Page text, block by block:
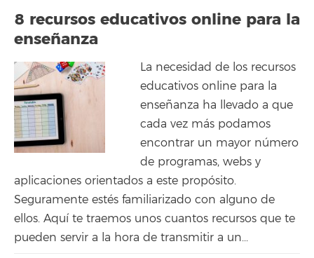
8 recursos educativos online para la
enseñanza
La necesidad de los recursos
educativos online para la
enseñanza ha llevado a que
cada vez más podamos
encontrar un mayor número
de programas, webs y
aplicaciones orientados a este propósito.
Seguramente estés familiarizado con alguno de
ellos. Aquí te traemos unos cuantos recursos que te
pueden servir a la hora de transmitir a un...